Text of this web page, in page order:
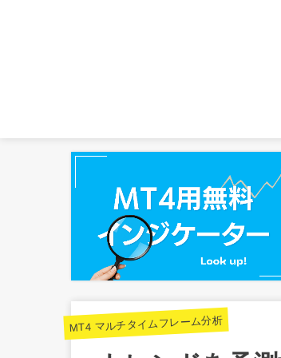
MT4 マルチタイムフレーム分析